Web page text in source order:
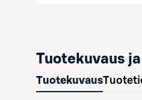
Tuotekuvaus
Tuotekuvaus